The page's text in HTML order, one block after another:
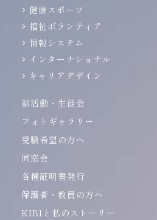
健康スポーツ
福祉ボランティア
情報システム
インターナショナル
キャリアデザイン
部活動・生徒会
フォトギャラリー
受験希望の方へ
同窓会
各種証明書発行
保護者・教員の方へ
KIBIと私のストーリー